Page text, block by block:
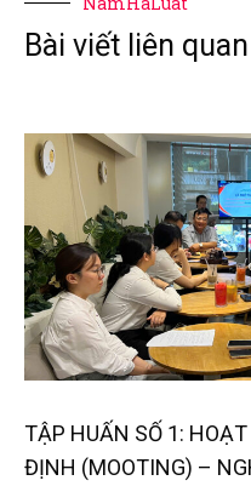
Bài viết liên quan
TẬP HUẤN SỐ 1:
ĐỊNH (MOOTING) –